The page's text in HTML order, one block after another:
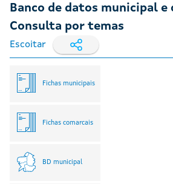
Banco de datos municipal e
Consulta por temas
Escoitar
Fichas municipais
Fichas comarcais
BD municipal